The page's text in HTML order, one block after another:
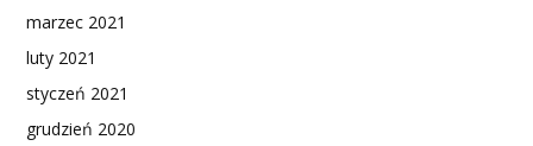
marzec 2021
luty 2021
styczeń 2021
grudzień 2020